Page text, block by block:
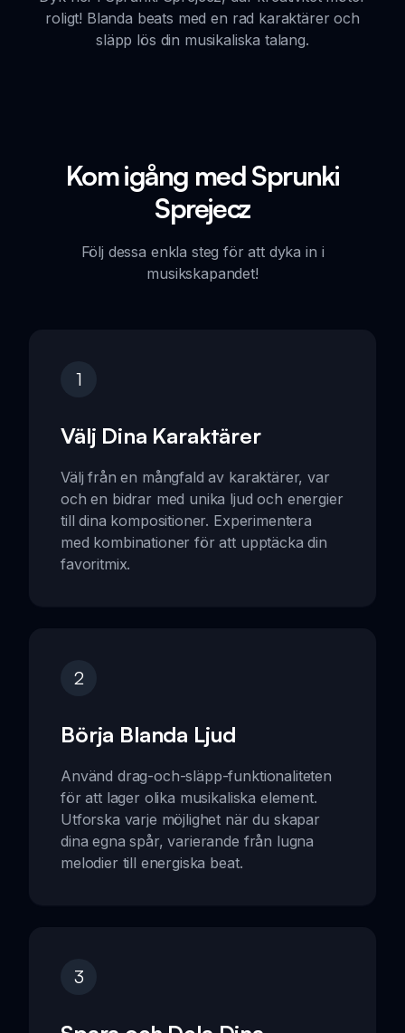
roligt! Blanda beats med en rad karaktärer och
släpp lös din musikaliska talang.
Kom igång med Sprunki
Sprejecz
Följ dessa enkla steg för att dyka in i
musikskapandet!
1
Välj Dina Karaktärer
Välj från en mångfald av karaktärer, var
och en bidrar med unika ljud och energier
till dina kompositioner. Experimentera
med kombinationer för att upptäcka din
favoritmix.
2
Börja Blanda Ljud
Använd drag-och-släpp-funktionaliteten
för att lager olika musikaliska element.
Utforska varje möjlighet när du skapar
dina egna spår, varierande från lugna
melodier till energiska beat.
3